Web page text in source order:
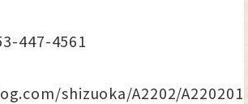
447-4561
shizuoka/A2202/